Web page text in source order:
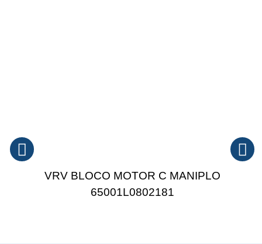
VRV BLOCO MOTOR C MANIPLO
65001L0802181